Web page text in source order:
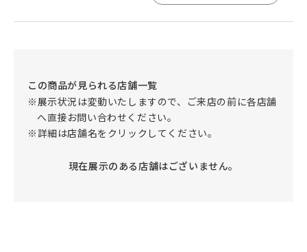
この商品が見られる店舗一覧
※展示状況は変動いたしますので、ご来店の前に各店舗
へ直接お問い合わせください。
※詳細は店舗名をクリックしてください。
現在展示のある店舗はございません。